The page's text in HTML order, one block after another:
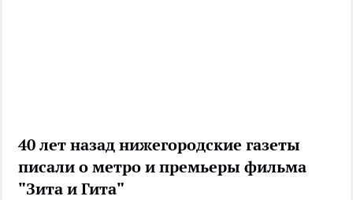
40 лет назад нижегородские газеты
писали о метро и премьеры фильма
"Зита и Гита"